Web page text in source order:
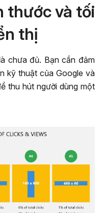
thước và tối
thị
chưa đủ. Bạn cần đảm
kỹ thuật của Google và
thu hút người dùng một